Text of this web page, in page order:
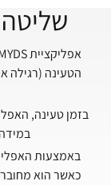
הטעינה (רגילה
בזמן טעינה,
באמצעות
כאשר הוא